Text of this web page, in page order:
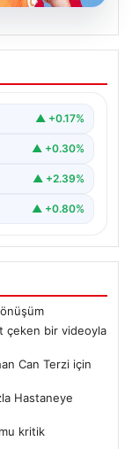
▲ +0.17%
▲ +0.30%
▲ +2.39%
▲ +0.80%
çeken bir videoyla
Can Terzi için
Hastaneye
kritik